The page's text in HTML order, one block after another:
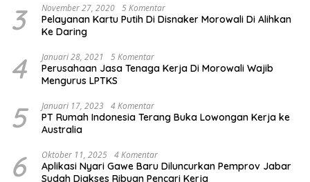
3 November 27, 2020 5 Komentar
Pelayanan Kartu Putih Di Disnaker Morowali Di Alihkan
Ke Daring
4 Januari 28, 2021 5 Komentar
Perusahaan Jasa Tenaga Kerja Di Morowali Wajib
Mengurus LPTKS
5 Januari 17, 2023 4 Komentar
PT Rumah Indonesia Terang Buka Lowongan Kerja ke
Australia
6 Oktober 11, 2025 4 Komentar
Aplikasi Nyari Gawe Baru Diluncurkan Pemprov Jabar
Sudah Diakses Ribuan Pencari Kerja